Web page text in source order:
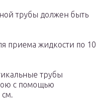
трубы должен быть
приема жидкости по 10
трубы
с помощью